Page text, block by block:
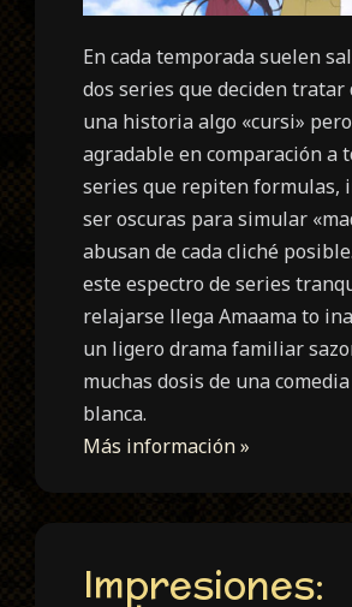
En cada temporada suelen
dos series que deciden tratar
una historia algo «cursi»
agradable en comparación a
series que repiten formulas,
ser oscuras para simular
abusan de cada cliché
este espectro de series
relajarse llega Amaama to
un ligero drama familiar
muchas dosis de una
blanca.
Más información »
Impresiones: